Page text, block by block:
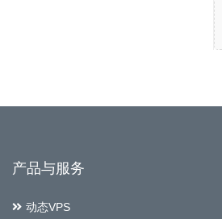
产品与服务
动态VPS